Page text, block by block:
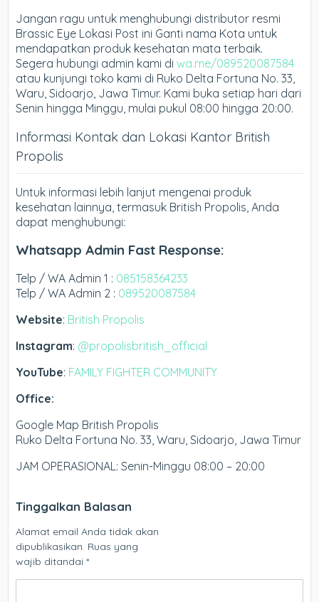
Jangan ragu untuk menghubungi distributor resmi
Brassic Eye Lokasi Post ini Ganti nama Kota untuk
mendapatkan produk kesehatan mata terbaik.
Segera hubungi admin kami diwa.me/089520087584
atau kunjungi toko kami di Ruko Delta Fortuna No. 33,
Waru, Sidoarjo, Jawa Timur. Kami buka setiap hari dari
Senin hingga Minggu, mulai pukul 08:00 hingga 20:00.
Informasi Kontak dan Lokasi Kantor British
Propolis
Untuk informasi lebih lanjut mengenai produk
kesehatan lainnya, termasuk British Propolis, Anda
dapat menghubungi:
Whatsapp Admin Fast Response:
Telp / WA Admin 1 : 085158364233
Telp / WA Admin 2 : 089520087584
Website: British Propolis
Instagram: @propolisbritish_official
YouTube: FAMILY FIGHTER COMMUNITY
Office:
Google Map British Propolis
Ruko Delta Fortuna No. 33, Waru, Sidoarjo, Jawa Timur
JAM OPERASIONAL: Senin-Minggu 08:00 – 20:00
Tinggalkan Balasan
Alamat email Anda tidak akan
dipublikasikan. Ruas yang
wajib ditandai*